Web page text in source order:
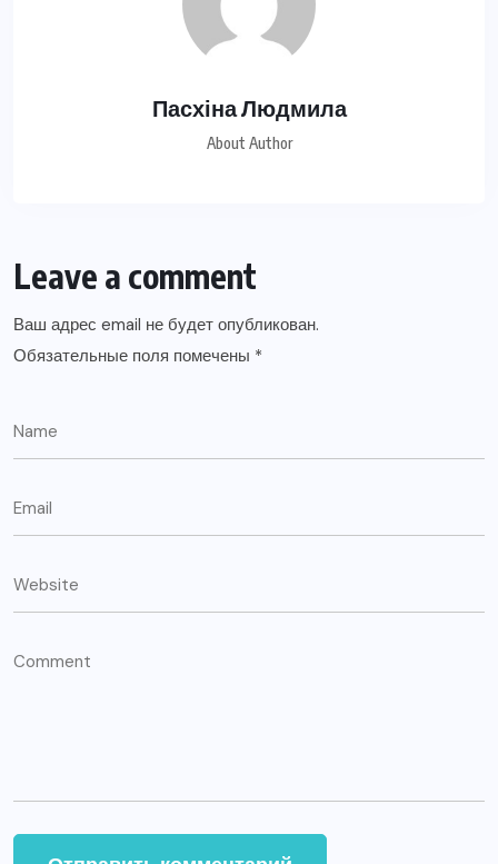
Пасхіна Людмила
About Author
Leave a comment
Ваш адрес email не будет опубликован.
Обязательные поля помечены *